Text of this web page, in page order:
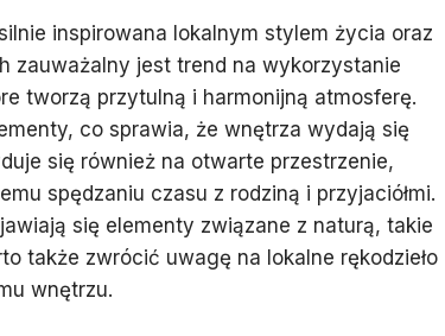
inspirowana lokalnym stylem życia oraz
zauważalny jest trend na wykorzystanie
tworzą przytulną i harmonijną atmosferę.
co sprawia, że wnętrza wydają się
się również na otwarte przestrzenie,
spędzaniu czasu z rodziną i przyjaciółmi.
się elementy związane z naturą, takie
także zwrócić uwagę na lokalne rękodzieło
wnętrzu.